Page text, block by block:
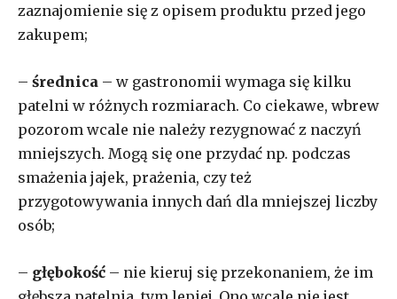
zaznajomienie się z opisem produktu przed jego
zakupem;
– średnica – w gastronomii wymaga się kilku
patelni w różnych rozmiarach. Co ciekawe, wbrew
pozorom wcale nie należy rezygnować z naczyń
mniejszych. Mogą się one przydać np. podczas
smażenia jajek, prażenia, czy też
przygotowywania innych dań dla mniejszej liczby
osób;
– głębokość – nie kieruj się przekonaniem, że im